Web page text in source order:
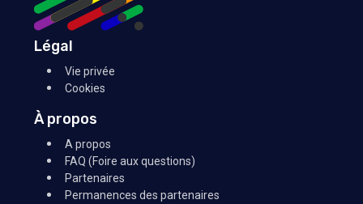
Légal
Vie privée
Cookies
À propos
A propos
FAQ (Foire aux questions)
Partenaires
Permanences des partenaires